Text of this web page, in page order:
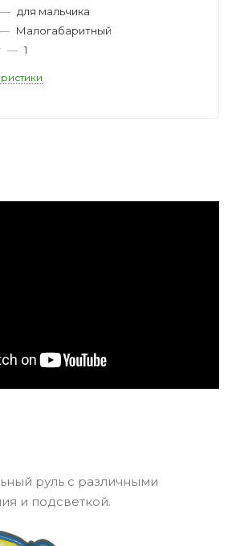
— для мальчика
— Малогабаритный
— 1
руль с различными
и подсветкой.